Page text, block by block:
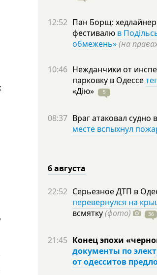
12:52 Пан Борщ:
фестивалю в
обмежень»(на
10:46 Нежданчики от
парковку в Одессе
«Дію»
5
08:37 Враг атаковал судно
месте вспыхнул
6 августа
22:52 Серьезное ДТП в
перевернулся на
всмятку(фото) 36
21:45 Конец эпохи
документы по
от одесситов